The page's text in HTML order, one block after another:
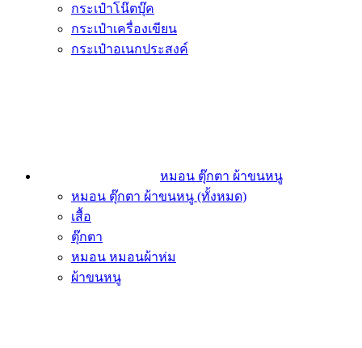
กระเป๋าโน๊ตบุ๊ค
กระเป๋าเครื่องเขียน
กระเป๋าอเนกประสงค์
หมอน ตุ๊กตา ผ้าขนหนู
หมอน ตุ๊กตา ผ้าขนหนู (ทั้งหมด)
เสื้อ
ตุ๊กตา
หมอน หมอนผ้าห่ม
ผ้าขนหนู